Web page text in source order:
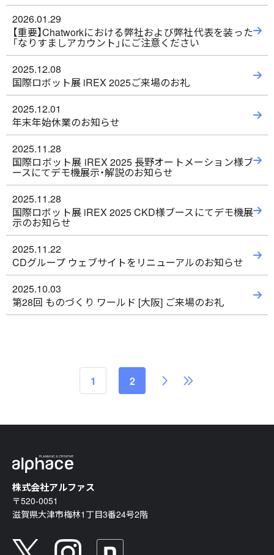
2026.01.29
【重要】Chatworkにおける弊社および弊社代表を装った
「なりすましアカウント」にご注意ください
2025.12.08
国際ロボット展 iREX 2025ご来場のお礼
2025.12.01
年末年始休業のお知らせ
2025.11.28
国際ロボット展 iREX 2025 長野オートメーション様ブ
ースにてデモ機展示・解説のお知らせ
2025.11.28
国際ロボット展 iREX 2025 CKD様ブースにてデモ機展
示のお知らせ
2025.11.22
CDグループ ウェブサイトをリニューアルのお知らせ
2025.10.03
第28回 ものづくり ワールド [大阪] ご来場のお礼
1 2
株式会社アルファス
〒520-0051
滋賀県大津市梅林1丁目3番24号2階